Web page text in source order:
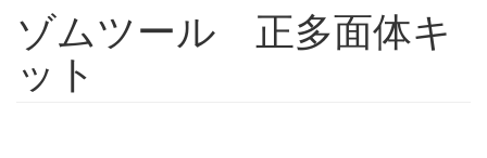
ゾムツール 正多面体キ
ット